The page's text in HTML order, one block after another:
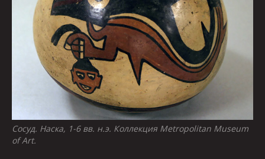
Сосуд. Наска, 1-6 вв. н.э. Коллекция Metropolitan Museum
of Art.